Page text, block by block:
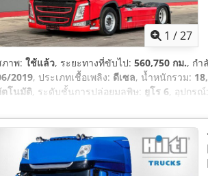
1 /27
าพ: ใช้แล้ว, ระยะทางที่ขับไป: 560,750 กม., กำ
2019, ประเภทเชื้อเพลิง: ดีเซล, น้ำหนักรวม:
โนมัติ, ระดับชั้นการปล่อยมลพิษ: ยูโร 6, อุปกรณ์: